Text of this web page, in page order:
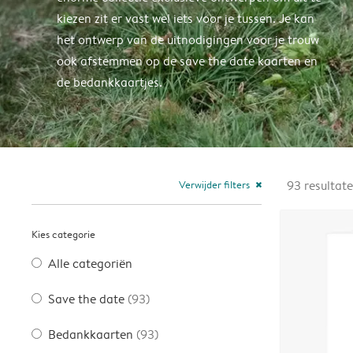
kiezen zit er vast wel iets voor je tussen. Je kan
het ontwerp van de uitnodigingen voor je trouw
ook afstemmen op de save the date kaarten en
de bedankkaartjes.
Verwijder filters close
Kies categorie
Alle categoriën
Save the date (93)
Bedankkaarten (93)
93